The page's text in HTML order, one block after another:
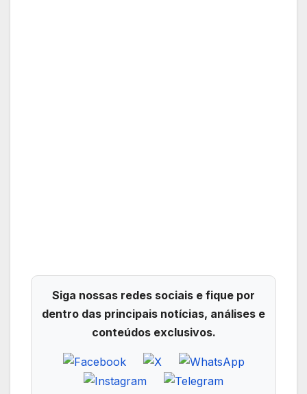
Siga nossas redes sociais e fique por
dentro das principais notícias, análises e
conteúdos exclusivos.